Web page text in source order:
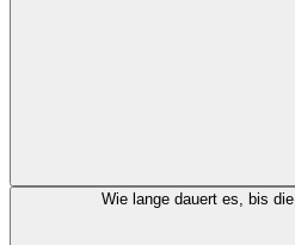
Wie lange dauert es, bis